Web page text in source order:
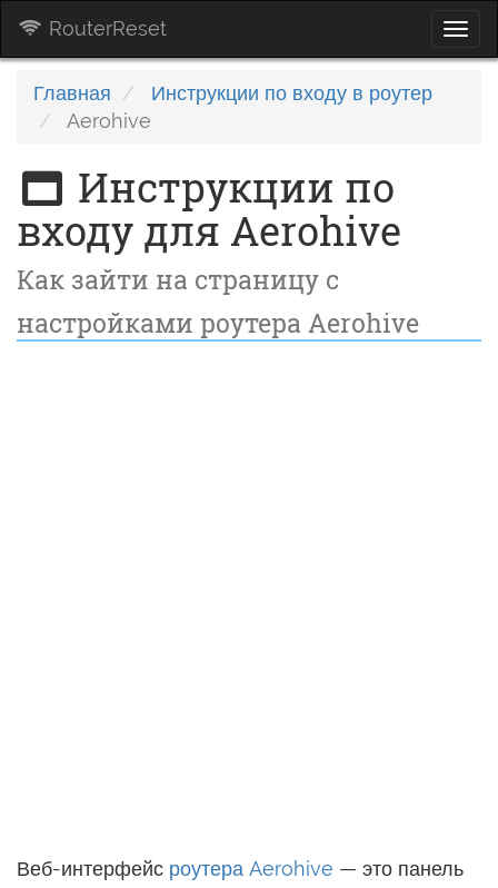
RouterReset
Главная
Инструкции по входу в роутер
Aerohive
Инструкции по
входу для Aerohive
Как зайти на страницу с
настройками роутера Aerohive
Веб-интерфейс роутера Aerohive — это панель